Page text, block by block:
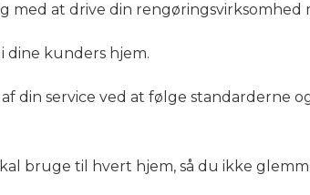
at drive din rengøringsvirksomhed
dine kunders hjem.
din service ved at følge standarderne
bruge til hvert hjem, så du ikke